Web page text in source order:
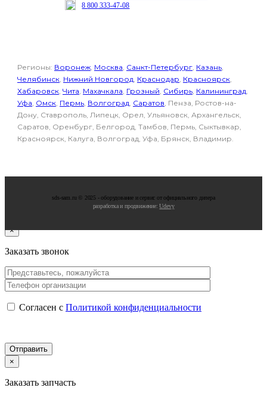
8800 333-47-08
Регионы: Воронеж, Москва, Санкт-Петербург, Казань,
Челябинск, Нижний Новгород, Краснодар, Красноярск,
Хабаровск, Чита, Махачкала, Грозный, Сибирь, Калининград,
Уфа, Омск, Пермь, Волгоград, Саратов, Пенза, Ростов-на-
Дону, Ставрополь, Липецк, Орел, Ульяновск, Архангельск,
Саратов, Оренбург, Белгород, Тамбов, Пермь, Сыктывкар,
Красноярск, Калуга, Волгоград, Уфа, Брянск, Владимир.
sds-sam.ru © 2025 - oбopудoвaниe и cepвиc oт oфициaльнoгo дилepa
разработка и продвижение:Udevy
×
Заказать звонок
Согласен с Политикой конфиденциальности
×
Заказать запчасть